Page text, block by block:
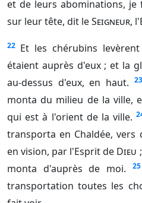
et de leurs abominations,
sur leur tête, dit leSeigneur, l'
22 Et les chérubins
étaient auprès d'eux ; et la
au-dessus d'eux, en haut. 23
monta du milieu de la ville,
qui est à l'orient de la ville.
transporta en Chaldée,
en vision, par l'Esprit de Dieu
monta d'auprès de moi.
25
transportation toutes les